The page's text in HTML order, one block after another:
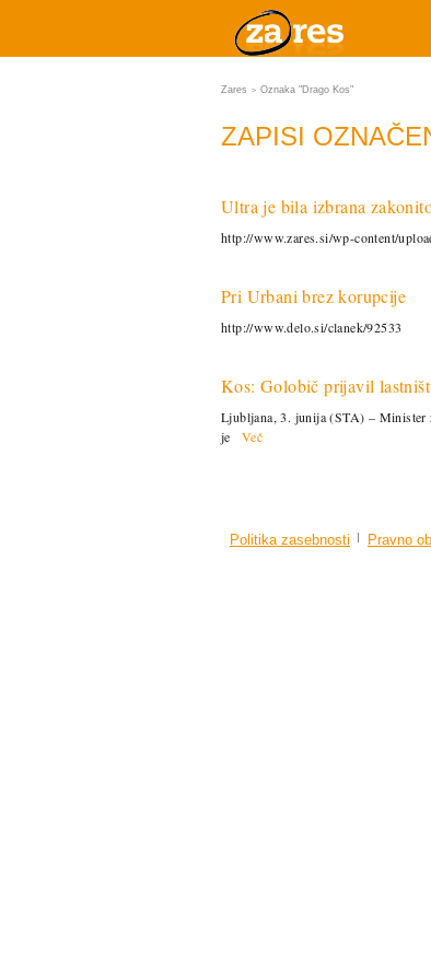
Zares > Oznaka "Drago Kos"
ZAPISI
Ultra je bila izbrana
http://www.zares.si/wp-content/
Pri Urbani brez korupcije
http://www.delo.si/clanek/92533
Kos: Golobič prijavil
Ljubljana, 3. junija (STA) – Minister
je
Več
Politika zasebnosti Pravno